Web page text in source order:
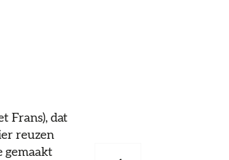
Frans), dat
reuzen
gemaakt